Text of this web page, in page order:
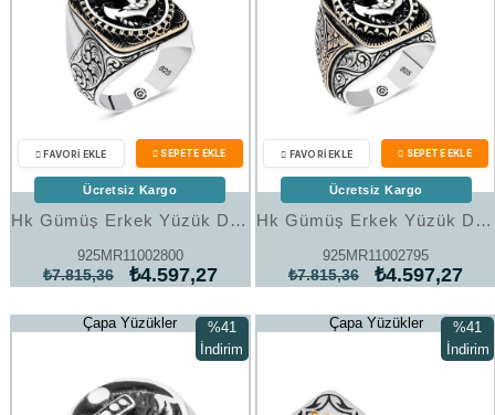
Hk Gümüş Erkek Yüzük Deniz Çapası Oval |Gümüş Takı Hediyelik Ürünler
925MR11002800
₺4.597,27
₺7.815,36
Ücretsiz Kargo
Hk Gümüş Erkek Yüzük Deniz Çapası Oval |Gümüş Takı Hediyelik Ürünler
925MR11002795
₺4.597,27
₺7.815,36
Ücretsiz Kargo
Çapa Yüzükler
%41
İndirim
Çapa Yüzükler
%41
İndirim